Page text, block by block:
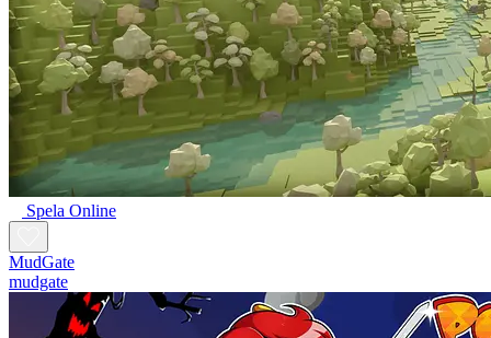
Spela Online
MudGate
mudgate